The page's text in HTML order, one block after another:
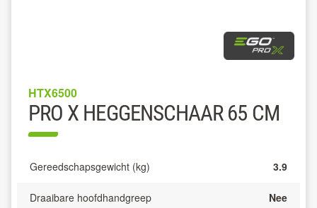
HTX6500
PRO X HEGGENSCHAAR 65 CM
Gereedschapsgewicht (kg) 3.9
Draaibare hoofdhandgreep Nee